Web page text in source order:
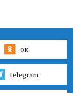
ок
telegram